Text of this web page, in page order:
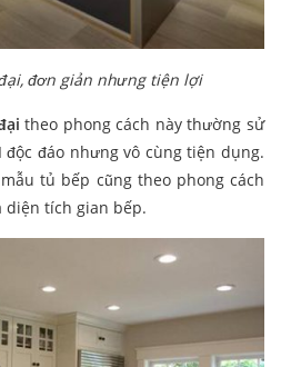
đơn giản nhưng tiện lợi
theo phong cách này thường sử
đáo nhưng vô cùng tiện dụng.
tủ bếp cũng theo phong cách
diện tích gian bếp.